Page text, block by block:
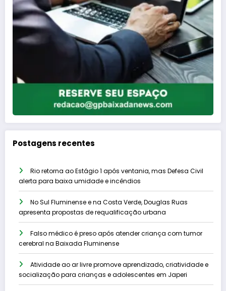
Postagens recentes
Rio retorna ao Estágio 1 após ventania, mas Defesa Civil
alerta para baixa umidade e incêndios
No Sul Fluminense e na Costa Verde, Douglas Ruas
apresenta propostas de requalificação urbana
Falso médico é preso após atender criança com tumor
cerebral na Baixada Fluminense
Atividade ao ar livre promove aprendizado, criatividade e
socialização para crianças e adolescentes em Japeri